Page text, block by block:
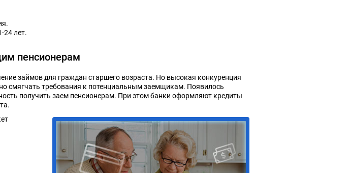
24 лет.
пенсионерам
займов для граждан старшего возраста. Но высокая конкуренция
смягчать требования к потенциальным заемщикам. Появилось
получить заем пенсионерам. При этом банки оформляют кредиты